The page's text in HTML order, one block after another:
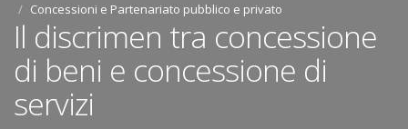
Concessioni e Partenariato pubblico e privato
Il discrimen tra concessione
di beni e concessione di
servizi